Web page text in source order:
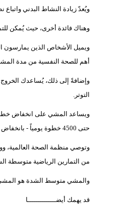
ويُعدّ زيادة النشاط البدني
وهناك فائدة أخرى، حيث يُمكن
ويميل الأشخاص الذين يمارسون
أهم للصحة النفسية من مدة
وإضافةً إلى ذلك، يُساعدك
التوتر.
حتى 4500 خطوة يومياً - بانخفاض خطر الوفاة المبكرة بنسبة 28 في المائة.
من التمارين الرياضية متوسطة الشدة أسبوعياً
والمشي متوسط الشدة هو المشي بخطى سريعة، ويتراوح عادةً بين 3 إلى
قد يهمك أيضــــــــــــــا